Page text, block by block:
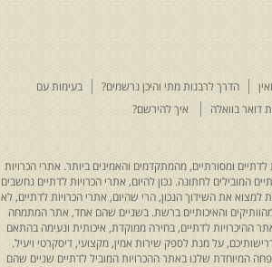
הדרך לרבנות מתי והיכן נרשמים?
בעימות עם
דואר בוואלה
איך להירשם?
ומסורתיים, מהמתקדמים והאמינים ביותר. אתרי הכרויות
המובילים לחתונה. נכון להיום, אתרי הכרויות לדתיים נחשבים
את השידוך הנכון, הרי שהיום, אתרי הכרויות לדתיים, לא
והאיכותיים ברשת. בשניים שהם אחד, אתר המתמחה
ההיכרויות לדתיים, בחירה ממוקדת, איכותית ונעימה בהתאם
על מנת לספק שירות אמין, מקצועי, דיסקרטי ויעיל.
המיוחדת שלנו באתר ההכרויות המוביל לדתיים שניים שהם